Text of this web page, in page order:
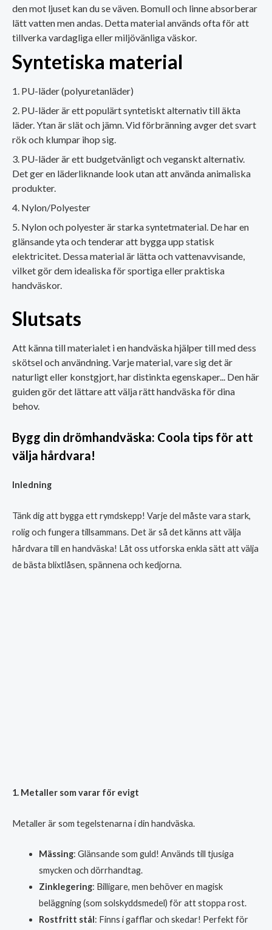
den mot ljuset kan du se väven. Bomull och linne absorberar
lätt vatten men andas. Detta material används ofta för att
tillverka vardagliga eller miljövänliga väskor.
Syntetiska material
PU-läder (polyuretanläder)
PU-läder är ett populärt syntetiskt alternativ till äkta
läder. Ytan är slät och jämn. Vid förbränning avger det svart
rök och klumpar ihop sig.
PU-läder är ett budgetvänligt och veganskt alternativ.
Det ger en läderliknande look utan att använda animaliska
produkter.
Nylon/Polyester
Nylon och polyester är starka syntetmaterial. De har en
glänsande yta och tenderar att bygga upp statisk
elektricitet. Dessa material är lätta och vattenavvisande,
vilket gör dem idealiska för sportiga eller praktiska
handväskor.
Slutsats
Att känna till materialet i en handväska hjälper till med dess
skötsel och användning. Varje material, vare sig det är
naturligt eller konstgjort, har distinkta egenskaper... Den här
guiden gör det lättare att välja rätt handväska för dina
behov.
Bygg din drömhandväska: Coola tips för att
välja hårdvara!
Inledning
Tänk dig att bygga ett rymdskepp! Varje del måste vara stark,
rolig och fungera tillsammans. Det är så det känns att välja
hårdvara till en handväska! Låt oss utforska enkla sätt att välja
de bästa blixtlåsen, spännena och kedjorna.
1. Metaller som varar för evigt
Metaller är som tegelstenarna i din handväska.
Mässing: Glänsande som guld! Används till tjusiga
smycken och dörrhandtag.
Zinklegering: Billigare, men behöver en magisk
beläggning (som solskyddsmedel) för att stoppa rost.
Rostfritt stål: Finns i gafflar och skedar! Perfekt för